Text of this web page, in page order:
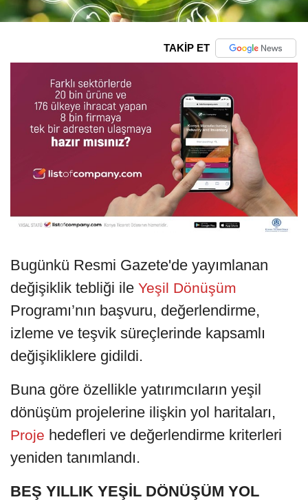
TAKİP ET
Bugünkü Resmi Gazete'de yayımlanan
değişiklik tebliği ile Yeşil Dönüşüm
Programı’nın başvuru, değerlendirme,
izleme ve teşvik süreçlerinde kapsamlı
değişikliklere gidildi.
Buna göre özellikle yatırımcıların yeşil
dönüşüm projelerine ilişkin yol haritaları,
Proje hedefleri ve değerlendirme kriterleri
yeniden tanımlandı.
BEŞ YILLIK YEŞİL DÖNÜŞÜM YOL